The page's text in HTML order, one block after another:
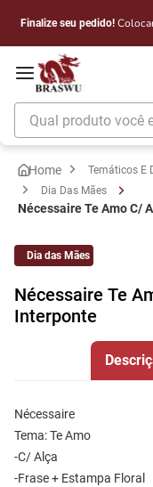
Finalize seu pedido!
Qual produto você
Temáticos E
Dia Das Mães
Nécessaire Te Amo C/
Dia das Mães
Nécessaire Te
Interponte
Nécessaire
Tema: Te Amo
-C/ Alça
-Frase + Estampa Floral